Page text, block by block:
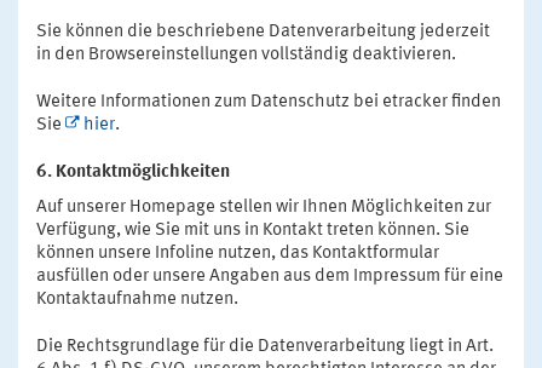
Sie können die beschriebene Datenverarbeitung jederzeit
in den Browsereinstellungen vollständig deaktivieren.
Weitere Informationen zum Datenschutz bei etracker finden
Sie
hier.
6. Kontaktmöglichkeiten
Auf unserer Homepage stellen wir Ihnen Möglichkeiten zur
Verfügung, wie Sie mit uns in Kontakt treten können. Sie
können unsere Infoline nutzen, das Kontaktformular
ausfüllen oder unsere Angaben aus dem Impressum für eine
Kontaktaufnahme nutzen.
Die Rechtsgrundlage für die Datenverarbeitung liegt in Art.